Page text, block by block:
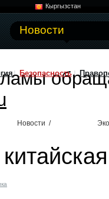
Кыргызстан
Новости
Безопасность
Новости /